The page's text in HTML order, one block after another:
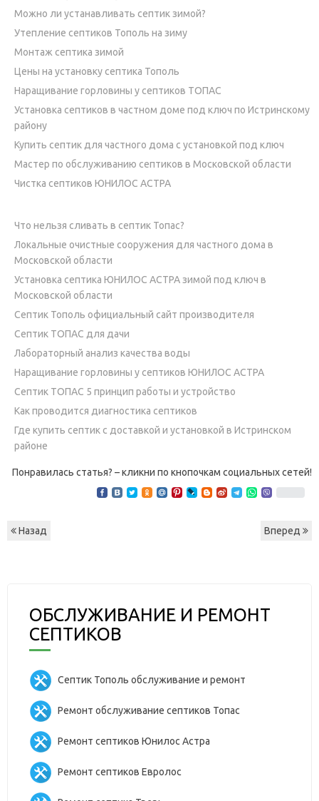
Можно ли устанавливать септик зимой?
Утепление септиков Тополь на зиму
Монтаж септика зимой
Цены на установку септика Тополь
Наращивание горловины у септиков ТОПАС
Установка септиков в частном доме под ключ по Истринскому
району
Купить септик для частного дома с установкой под ключ
Мастер по обслуживанию септиков в Московской области
Чистка септиков ЮНИЛОС АСТРА
Что нельзя сливать в септик Топас?
Локальные очистные сооружения для частного дома в
Московской области
Установка септика ЮНИЛОС АСТРА зимой под ключ в
Московской области
Септик Тополь официальный сайт производителя
Септик ТОПАС для дачи
Лабораторный анализ качества воды
Наращивание горловины у септиков ЮНИЛОС АСТРА
Септик ТОПАС 5 принцип работы и устройство
Как проводится диагностика септиков
Где купить септик с доставкой и установкой в Истринском
районе
Понравилась статья? – кликни по кнопочкам социальных сетей!
Назад Вперед
ОБСЛУЖИВАНИЕ И РЕМОНТ
СЕПТИКОВ
Септик Тополь обслуживание и ремонт
Ремонт обслуживание септиков Топас
Ремонт септиков Юнилос Астра
Ремонт септиков Евролос